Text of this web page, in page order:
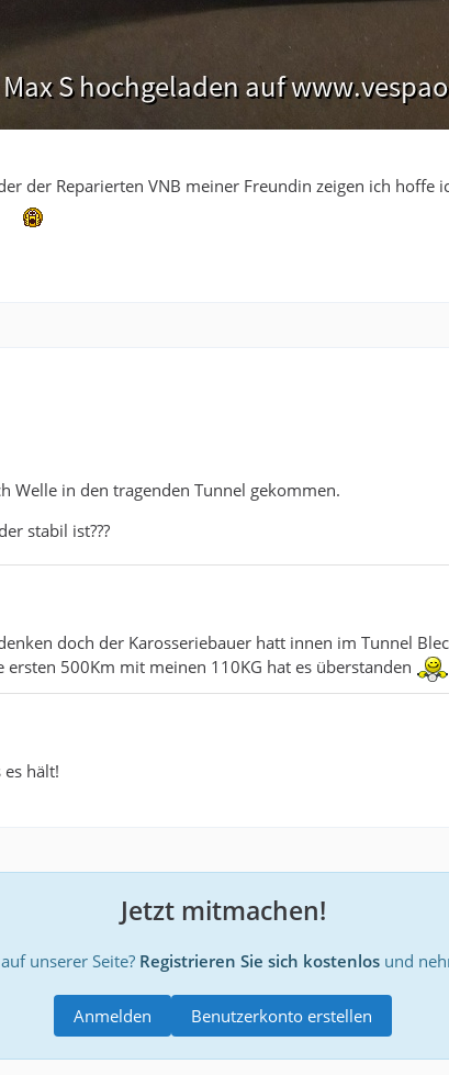
der Reparierten VNB meiner Freundin zeigen ich hoffe
Welle in den tragenden Tunnel gekommen.
stabil ist???
doch der Karosseriebauer hatt innen im Tunnel
ersten 500Km mit meinen 110KG hat es überstanden
hält!
Jetzt mitmachen!
unserer Seite? Registrieren Sie sich kostenlosund
Benutzerkonto erstellen
Anmelden